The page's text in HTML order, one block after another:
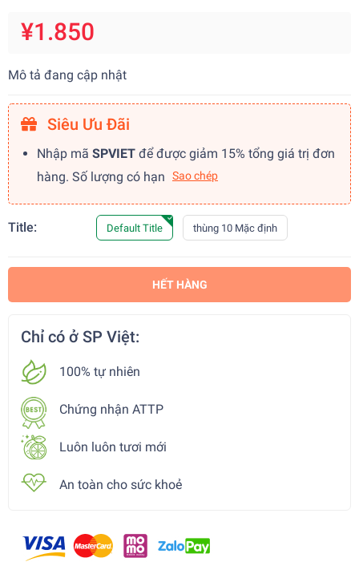
¥1.850
Mô tả đang cập nhật
Siêu Ưu Đãi
Nhập mã SPVIET để được giảm 15% tổng giá trị đơn
hàng. Số lượng có hạn
Sao chép
Title: Default Title thùng 10 Mặc định
HẾT HÀNG
Chỉ có ở SP Việt:
100% tự nhiên
Chứng nhận ATTP
Luôn luôn tươi mới
An toàn cho sức khoẻ